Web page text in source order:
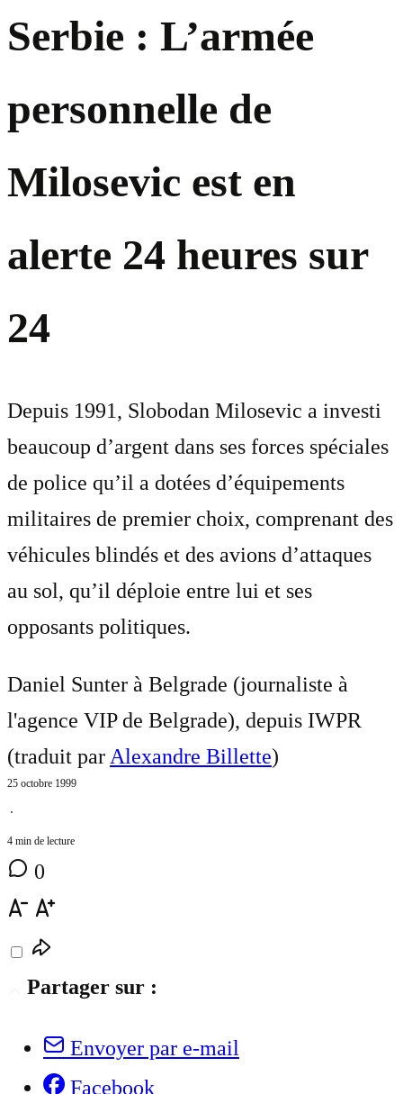
Serbie : L’armée
personnelle de
Milosevic est en
alerte 24 heures sur
24
Depuis 1991, Slobodan Milosevic a investi
beaucoup d’argent dans ses forces spéciales
de police qu’il a dotées d’équipements
militaires de premier choix, comprenant des
véhicules blindés et des avions d’attaques
au sol, qu’il déploie entre lui et ses
opposants politiques.
Daniel Sunter à Belgrade (journaliste à
l'agence VIP de Belgrade), depuis IWPR
(traduit parAlexandre Billette)
25 octobre 1999
⋅
4 min de lecture
0
Partager sur :
Envoyer par e-mail
Facebook